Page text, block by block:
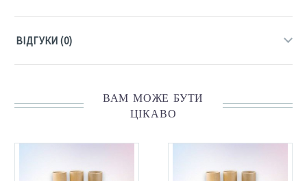
ВІДГУКИ (0)
ВАМ МОЖЕ БУТИ
ЦІКАВО